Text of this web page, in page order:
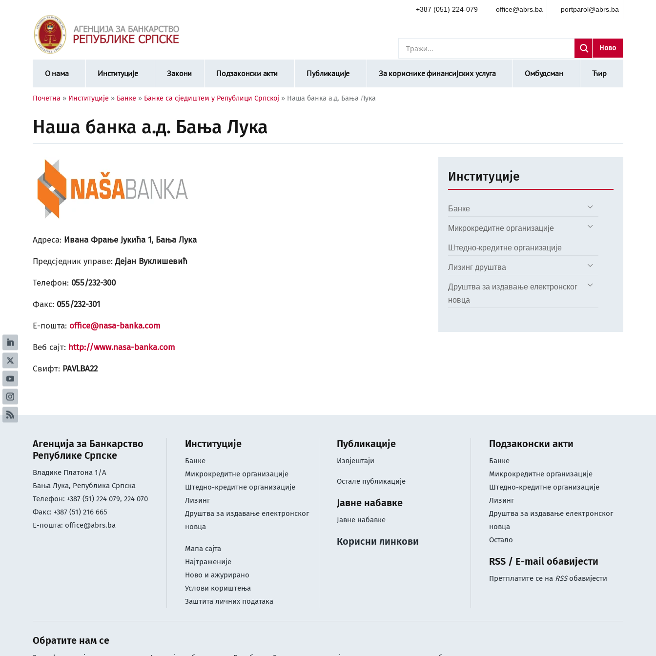
+387 (051) 224-079 office@abrs.ba portparol@abrs.ba
Ново
О нама Институције Закони Подзаконски акти Публикације За кориснике финансијских услуга Омбудсман Ћир
Почетна » Институције » Банке » Банке са сједиштем у Републици Српској » Наша банка а.д. Бања Лука
Наша банка а.д. Бања Лука
Адреса: Ивана Фрање Јукића 1, Бања Лука
Предсједник управе:Дејан Вуклишевић
Телефон: 055/232-300
Факс: 055/232-301
Е-пошта: office@nasa-banka.com
Веб сајт: http://www.nasa-banka.com
Свифт: PAVLBA22
Институције
Банке
Микрокредитне организације
Штедно-кредитне организације
Лизинг друштва
Друштва за издавање електронског
новца
Агенција за Банкарство
Републике Српске
Владике Платона 1/А
Бања Лука, Република Српска
Телефон: +387 (51) 224 079, 224 070
Факс: +387 (51) 216 665
Е-пошта: office@abrs.ba
Институције
Банке
Микрокредитне организације
Штедно-кредитне организације
Лизинг
Друштва за издавање електронског
новца
Мапа сајта
Најтраженије
Ново и ажурирано
Услови кориштењa
Заштита личних података
Публикације
Извјештаји
Остале публикације
Јавне набавке
Јавне набавке
Корисни линкови
Подзаконски акти
Банке
Микрокредитне организације
Штедно-кредитне организације
Лизинг
Друштва за издавање електронског
новца
Остало
RSS / E-mail обавијести
Претплатите се на RSSобавијести
Обратите нам се